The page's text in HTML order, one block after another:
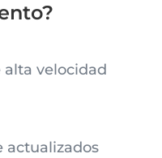
alta velocidad
actualizados